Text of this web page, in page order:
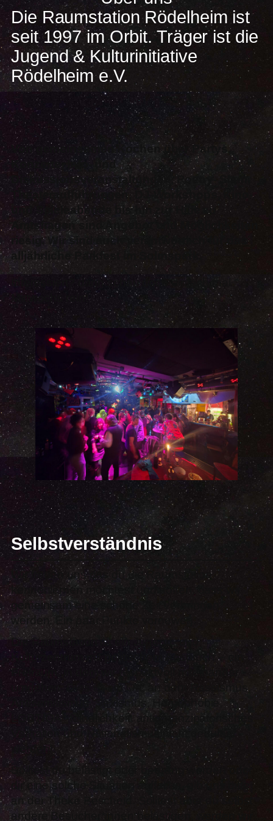
Die Raumstation Rödelheim ist
seit 1997 im Orbit. Träger ist die
Jugend & Kulturinitiative
Rödelheim e.V.
Von gemeinsamen Kochen über Partys,
Konzerte, Info- und
Diskussionsveranstaltungen, Poetry- Slam,
Theateraufführungen, DJ-Workshops, Kino-
und Spieleabende bis hin zur Hilfe zu
Amtsfragen sind Angebot und Möglichkeiten
riesig. Wir sind auch verantwortlich für das
alljährliche Parkfest im Solmspark.
Interessiert? dann schau doch einfach mal
Mittwochs rein!
Selbstverständnis
Wir freuen uns das du die Raumstation
kennenlernen möchtest und hoffen, dass wir
gemeinsam eine schöne Zeit verbringen
werden. Ein paar Punkte vorneweg:
Die Raumstation ist ein Jugend- und
Kulturzentrum mit politischem Anspruch – ein
Freiraum, in dem wir respektvoll miteinander
umgehen. Dies ist ein Ort, an dem Rassismus,
Antisemitismus, Sexismus, Homophobie,
LGBTIQA*-feindlichkeit, antiemanzipatorisches
Verhalten und Nationalismus nicht geduldet
werden!
Solltest du belästigt oder bedräng werden oder
dir eine solche Situation auffallen, gib uns bitte
an der Theke Bescheid. Solltest aber du selbst
andere Besucher*innen belästigen, werden wir